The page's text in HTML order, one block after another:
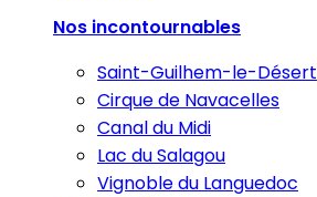
Nos incontournables
Saint-Guilhem-le-Désert
Cirque de Navacelles
Canal du Midi
Lac du Salagou
Vignoble du Languedoc